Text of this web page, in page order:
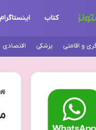
کتاب اینستاگرام
و اقامتی پزشکی اقتصادی